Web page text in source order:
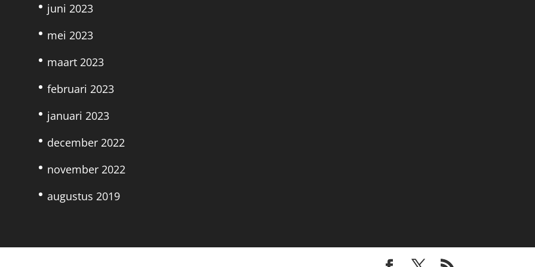
juni 2023
mei 2023
maart 2023
februari 2023
januari 2023
december 2022
november 2022
augustus 2019